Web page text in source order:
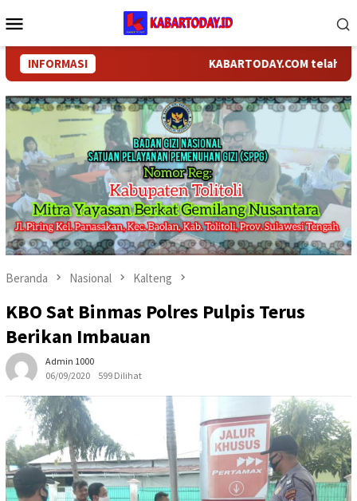
ke
Mobile
INFORMASI KABARTODAY.COM telah
Beranda Nasional Kalteng
KBO Sat Binmas Polres Pulpis Terus
Berikan Imbauan
Admin 1000
06/09/2020
599 Dilihat